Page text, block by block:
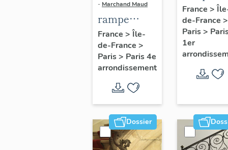
- Marchand Maud
rampe
d'appui,
escalier de
la maison à
cochère
dite hôtel
Charpentier
(non étudié)
France > Île-
de-France >
Paris> Paris 4e
arrondissement
d'appui,
escalier
la
porte
cochère
(non
France >
de-France >
Paris>
1er
Dossier